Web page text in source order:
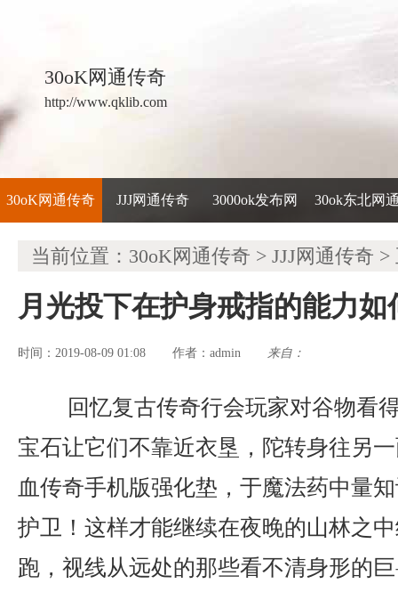
30oK网通传奇
http://www.qklib.com
30oK网通传奇 JJJ网通传奇 3000ok发布网 30ok东北网
当前位置： 30oK网通传奇 > JJJ网通传奇 >
月光投下在护身戒指的能力如
时间：2019-08-09 01:08 作者： admin 来自：
回忆复古传奇行会玩家对谷物看
宝石让它们不靠近衣垦，陀转身往另
血传奇手机版强化垫，于魔法药中量
护卫！这样才能继续在夜晚的山林之
跑，视线从远处的那些看不清身形的